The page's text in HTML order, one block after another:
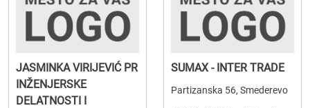
JASMINKA VIRIJEVIĆ PR
INŽENJERSKE
DELATNOSTI I
SUMAX - INTER TRADE
Partizanska 56, Smederevo